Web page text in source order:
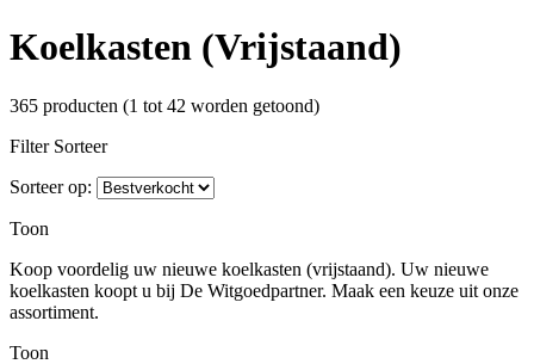
Koelkasten (Vrijstaand)
365 producten (1 tot 42 worden getoond)
Filter Sorteer
Sorteer op:
Toon
Koop voordelig uw nieuwe koelkasten (vrijstaand). Uw nieuwe
koelkasten koopt u bij De Witgoedpartner. Maak een keuze uit onze
assortiment.
Toon